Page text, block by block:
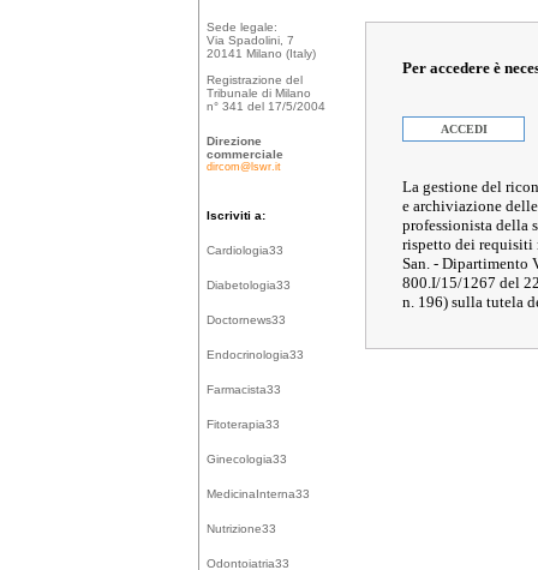
Sede legale:
Via Spadolini, 7
20141 Milano (Italy)
Registrazione del
Tribunale di Milano
n° 341 del 17/5/2004
Direzione
commerciale
dircom@lswr.it
Iscriviti a:
Cardiologia33
Diabetologia33
Doctornews33
Endocrinologia33
Farmacista33
Fitoterapia33
Ginecologia33
MedicinaInterna33
Nutrizione33
Odontoiatria33
Per accedere è
ACCEDI
La gestione del
e archiviazione
professionista della
rispetto dei
San. - Dipartimento
800.I/15/1267 del
n. 196) sulla tutela